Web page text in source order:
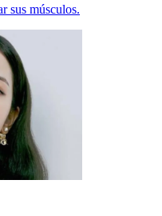
sus músculos.